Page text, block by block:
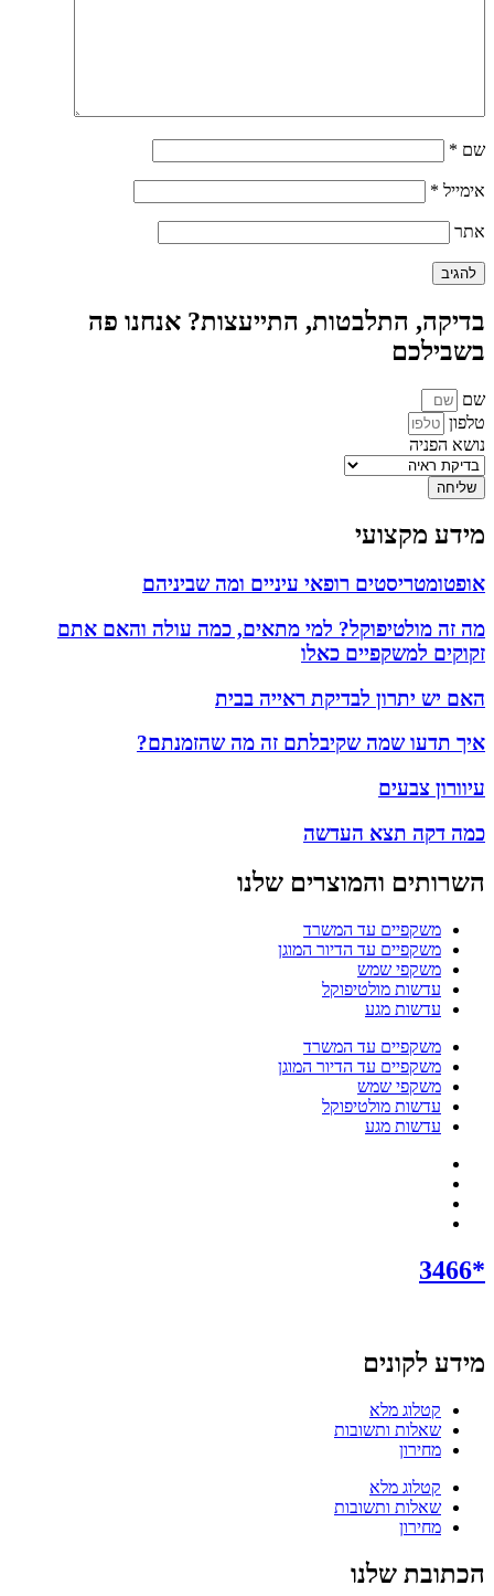
שם *
אימייל *
אתר
בדיקה, התלבטות, התייעצות? אנחנו פה
בשבילכם
שם
טלפון
נושא הפניה
שליחה
מידע מקצועי
אופטומטריסטים רופאי עיניים ומה שביניהם
מה זה מולטיפוקל? למי מתאים, כמה עולה והאם אתם
זקוקים למשקפיים כאלו
האם יש יתרון לבדיקת ראייה בבית
איך תדעו שמה שקיבלתם זה מה שהזמנתם?
עיוורון צבעים
כמה דקה תצא העדשה
השרותים והמוצרים שלנו
משקפיים עד המשרד
משקפיים עד הדיור המוגן
משקפי שמש
עדשות מולטיפוקל
עדשות מגע
משקפיים עד המשרד
משקפיים עד הדיור המוגן
משקפי שמש
עדשות מולטיפוקל
עדשות מגע
*3466
מידע לקונים
קטלוג מלא
שאלות ותשובות
מחירון
קטלוג מלא
שאלות ותשובות
מחירון
הכתובת שלנו